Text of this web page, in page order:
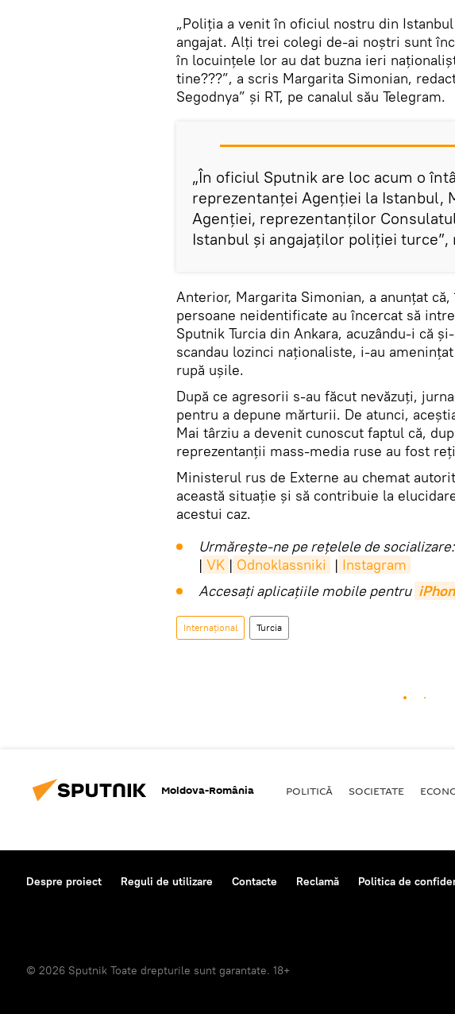
„Poliţia a venit în oficiul nostru din
angajat. Alţi trei colegi de-ai noştri sunt
în locuinţele lor au dat buzna ieri
tine???”, a scris Margarita Simonian,
Segodnya” și RT, pe canalul său Telegram.
„În oficiul Sputnik are loc acum o
reprezentanţei Agenţiei la Istanbul,
Agenţiei, reprezentanţilor
Istanbul şi angajaţilor poliţiei turce”,
Anterior, Margarita Simonian, a anunțat
persoane neidentificate au încercat să
Sputnik Turcia din Ankara, acuzându-i că
scandau lozinci naţionaliste, i-au
rupă uşile.
După ce agresorii s-au făcut nevăzuţi,
pentru a depune mărturii. De atunci,
Mai târziu a devenit cunoscut faptul că,
reprezentanţii mass-media ruse au fost
Ministerul rus de Externe au chemat
această situaţie şi să contribuie la
acestui caz.
Urmărește-ne pe rețelele de socializare:
| VK | Odnoklassniki | Instagram
Accesaţi aplicaţiile mobile pentru
Internaţional Turcia
Moldova-România POLITICĂ SOCIETATE
Despre proiect Reguli de utilizare Contacte Reclamă Politica de
© 2026 Sputnik Toate drepturile sunt garantate. 18+